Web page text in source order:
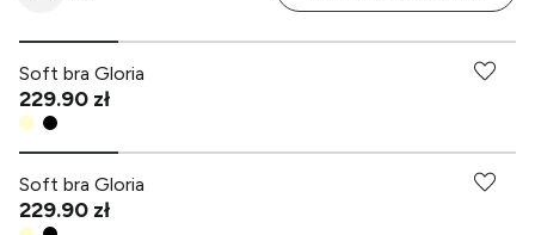
Soft bra Gloria
229.90 zł
Soft bra Gloria
229.90 zł